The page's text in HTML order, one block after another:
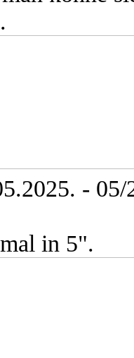
5.2025. - 05/
in 5".